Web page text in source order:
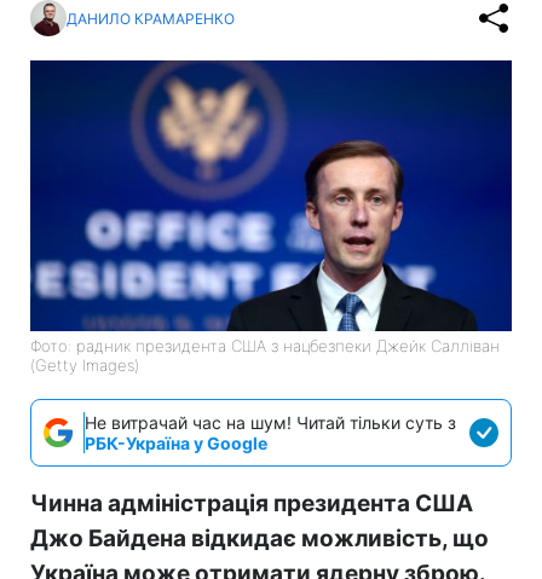
ДАНИЛО КРАМАРЕНКО
Фото: радник президента США з нацбезпеки Джейк Салліван
(Getty Images)
Не витрачай час на шум! Читай тільки суть з
РБК-Україна у Google
Чинна адміністрація президента США
Джо Байдена відкидає можливість, що
Україна може отримати ядерну зброю.